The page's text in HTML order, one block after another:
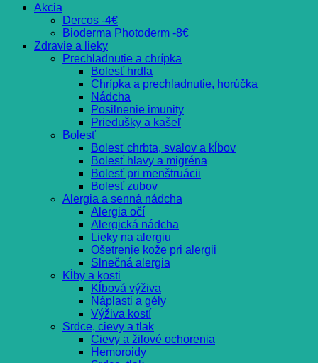
Akcia
Dercos -4€
Bioderma Photoderm -8€
Zdravie a lieky
Prechladnutie a chrípka
Bolesť hrdla
Chrípka a prechladnutie, horúčka
Nádcha
Posilnenie imunity
Priedušky a kašeľ
Bolesť
Bolesť chrbta, svalov a kĺbov
Bolesť hlavy a migréna
Bolesť pri menštruácii
Bolesť zubov
Alergia a senná nádcha
Alergia očí
Alergická nádcha
Lieky na alergiu
Ošetrenie kože pri alergii
Slnečná alergia
Kĺby a kosti
Kĺbová výživa
Náplasti a gély
Výživa kostí
Srdce, cievy a tlak
Cievy a žilové ochorenia
Hemoroidy